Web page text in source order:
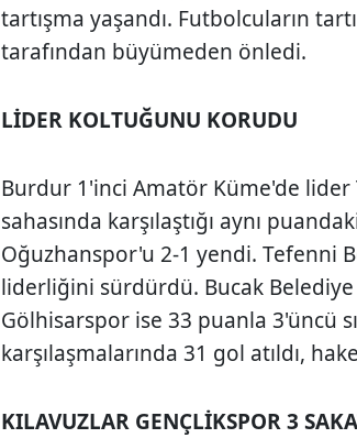
tartışma yaşandı. Futbolcuların
tarafından büyümeden önledi.
LİDER KOLTUĞUNU KORUDU
Burdur 1'inci Amatör Küme'de
sahasında karşılaştığı aynı
Oğuzhanspor'u 2-1 yendi. Tefenni
liderliğini sürdürdü. Bucak
Gölhisarspor ise 33 puanla 3'üncü
karşılaşmalarında 31 gol atıldı,
KILAVUZLAR GENÇLİKSPOR 3